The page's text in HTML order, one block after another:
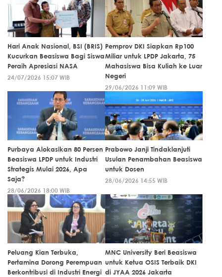
Hari Anak Nasional, BSI (BRIS)
Kucurkan Beasiswa Bagi Siswa
Peraih Apresiasi NASA
24/07/2026 15:07 WIB
Pemprov DKI Siapkan Rp100
Miliar untuk LPDP Jakarta, 75
Mahasiswa Bisa Kuliah ke Luar
Negeri
29/06/2026 11:09 WIB
Purbaya Alokasikan 80 Persen
Beasiswa LPDP untuk Industri
Strategis Mulai 2026, Apa
Saja?
28/06/2026 18:00 WIB
Prabowo Janji Tindaklanjuti
Usulan Penambahan Beasiswa
untuk Dosen
28/06/2026 14:55 WIB
Peluang Kian Terbuka,
Pertamina Dorong Perempuan
Berkontribusi di Industri Energi
MNC University Beri Beasiswa
untuk Ketua OSIS Terbaik DKI
di JYAA 2026 Jakarta